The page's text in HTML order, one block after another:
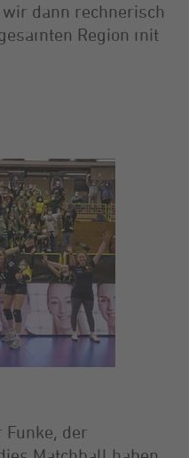
dann rechnerisch
Region mit
Funke, der